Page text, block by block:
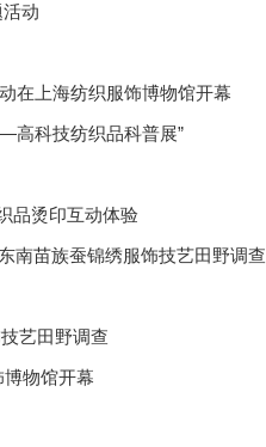
动
在上海纺织服饰博物馆开幕
高科技纺织品科普展”
品烫印互动体验
南苗族蚕锦绣服饰技艺田野调查
艺田野调查
物馆开幕